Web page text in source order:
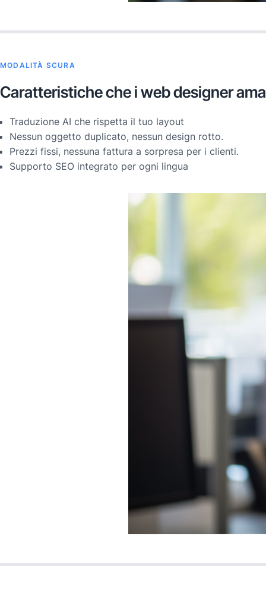
MODALITÀ SCURA
Caratteristiche che i web designer
Traduzione AI che rispetta il tuo layout
Nessun oggetto duplicato, nessun design rotto.
Prezzi fissi, nessuna fattura a sorpresa per i clienti.
Supporto SEO integrato per ogni lingua